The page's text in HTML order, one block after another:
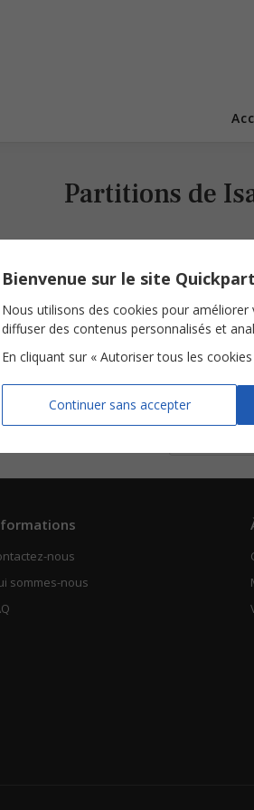
Partitions de
nous
sommes-nous
Bienvenue sur le site
Nous utilisons des cookies pour
diffuser des contenus personnalisés et
En cliquant sur « Autoriser tous les
Continuer sans accepter